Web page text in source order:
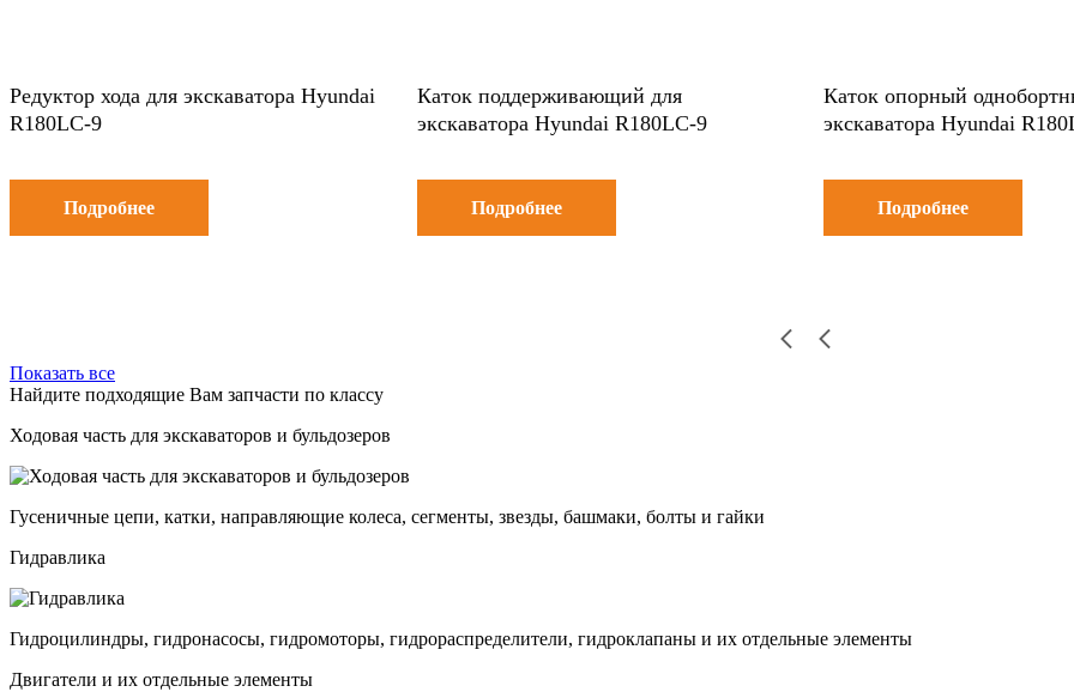
Редуктор хода для экскаватора Hyundai
R180LC-9
Подробнее
Каток поддерживающий для
экскаватора Hyundai R180LC-9
Подробнее
Каток опорный
экскаватора Hyundai
Подробнее
Показать все
Найдите подходящие Вам запчасти по классу
Ходовая часть для экскаваторов и бульдозеров
Гусеничные цепи, катки, направляющие колеса, сегменты, звезды, башмаки, болты и гайки
Гидравлика
Гидроцилиндры, гидронасосы, гидромоторы, гидрораспределители, гидроклапаны и их отдельные элементы
Двигатели и их отдельные элементы